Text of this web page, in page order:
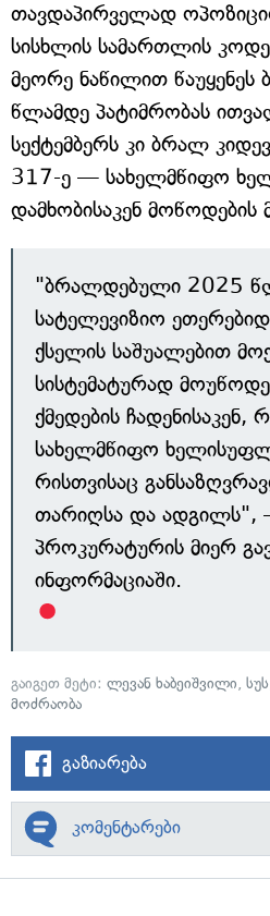
თავდაპირველად
სისხლის სამართლის
მეორე ნაწილით
წლამდე პატიმრობას
სექტემბერს კი ბრალ
317-ე — სახელმწიფო
დამხობისაკენ
"ბრალდებული 2025
სატელევიზიო
ქსელის საშუალებით
სისტემატურად
ქმედების ჩადენისაკენ,
სახელმწიფო
რისთვისაც
თარიღსა და ადგილს",
პროკურატურის მიერ
ინფორმაციაში.
გაიგეთ მეტი: ლევან ხაბეიშვილი, სუს
მოძრაობა
გაზიარება
კომენტარები